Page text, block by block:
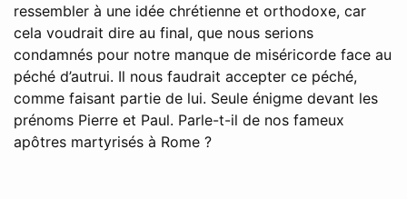
ressembler à une idée chrétienne et orthodoxe, car
cela voudrait dire au final, que nous serions
condamnés pour notre manque de miséricorde face au
péché d’autrui. Il nous faudrait accepter ce péché,
comme faisant partie de lui. Seule énigme devant les
prénoms Pierre et Paul. Parle-t-il de nos fameux
apôtres martyrisés à Rome ?